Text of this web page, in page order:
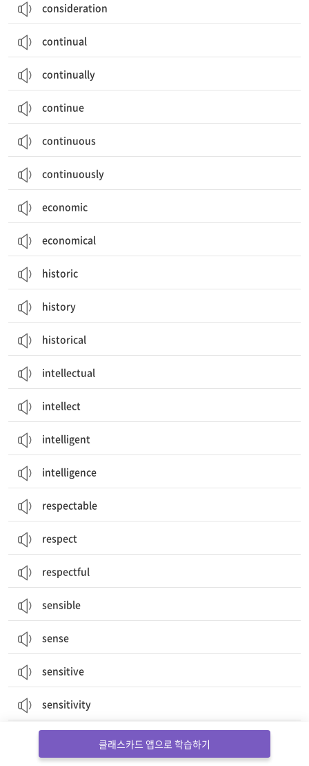
consideration
continual
continually
continue
continuous
continuously
economic
economical
historic
history
historical
intellectual
intellect
intelligent
intelligence
respectable
respect
respectful
sensible
sense
sensitive
sensitivity
클래스카드 앱으로 학습하기